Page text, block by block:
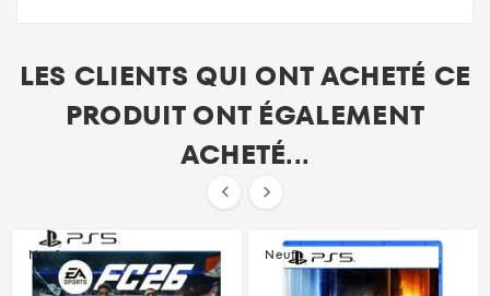
LES CLIENTS QUI ONT ACHETÉ CE
PRODUIT ONT ÉGALEMENT
ACHETÉ...
 
Neuf Neuf